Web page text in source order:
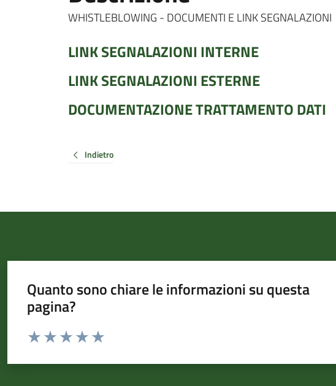
WHISTLEBLOWING - DOCUMENTI E LINK SEGNALAZIONI
LINK SEGNALAZIONI INTERNE
LINK SEGNALAZIONI ESTERNE
DOCUMENTAZIONE TRATTAMENTO DATI
Indietro
Quanto sono chiare le informazioni su questa
pagina?
Valuta da 1 a 5 stelle la pagina